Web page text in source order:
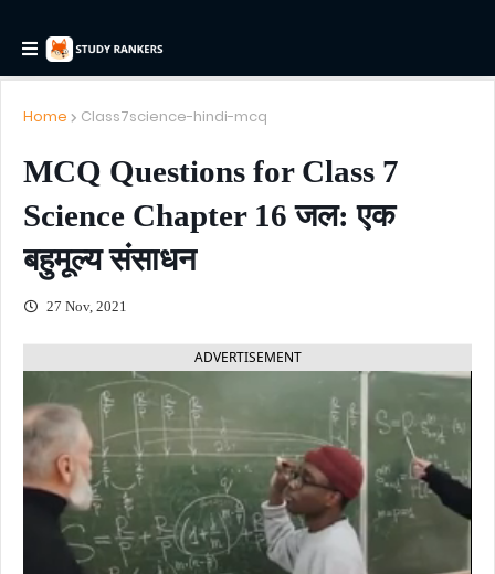
Home Class7science-hindi-mcq
MCQ Questions for Class 7
Science Chapter 16 जल: एक
बहुमूल्य संसाधन
27 Nov, 2021
ADVERTISEMENT